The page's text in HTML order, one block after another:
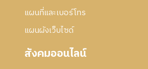
แผนที่และเบอร์โทร
แผนผังเว็บไซด์
สังคมออนไลน์